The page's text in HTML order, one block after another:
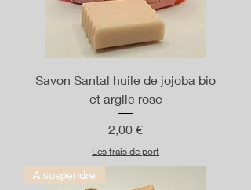
Savon Santal huile de jojoba bio
et argile rose
Prix
2,00 €
Les frais de port
A suspendre